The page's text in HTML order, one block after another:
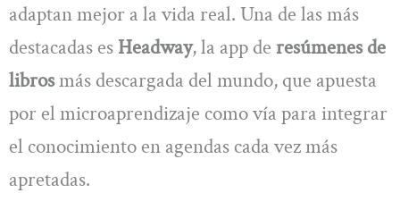
adaptan mejor a la vida real. Una de las más
destacadas es Headway, la app de resúmenes de
librosmás descargada del mundo, que apuesta
por el microaprendizaje como vía para integrar
el conocimiento en agendas cada vez más
apretadas.